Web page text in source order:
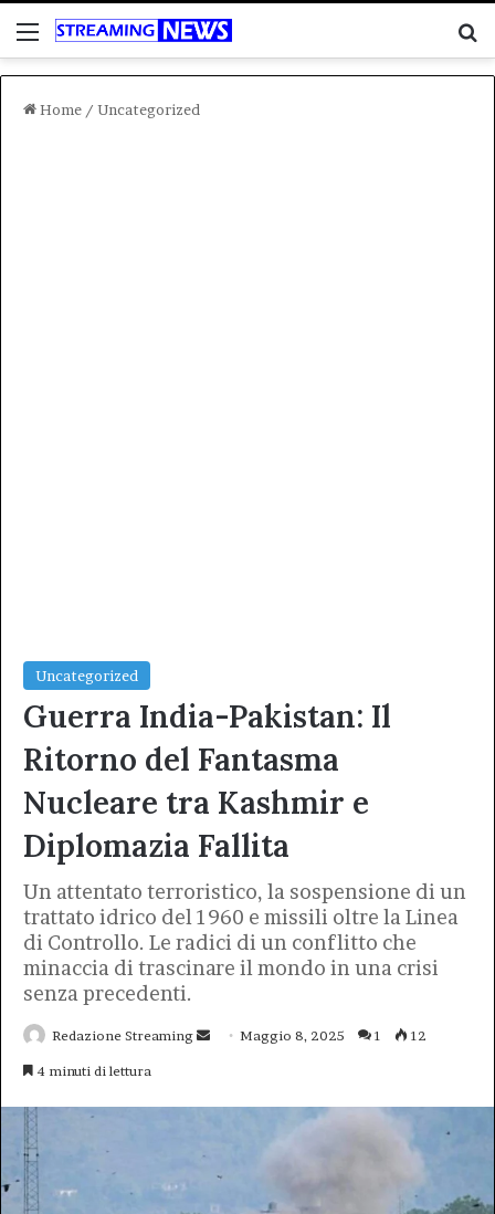
Menu
Home / Uncategorized
Uncategorized
Guerra India-Pakistan: Il
Ritorno del Fantasma
Nucleare tra Kashmir e
Diplomazia Fallita
Un attentato terroristico, la sospensione di un
trattato idrico del 1960 e missili oltre la Linea
di Controllo. Le radici di un conflitto che
minaccia di trascinare il mondo in una crisi
senza precedenti.
Redazione Streaming
InviaMaggio 8, 2025 1 12
4 minuti di lettura